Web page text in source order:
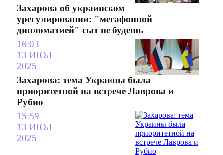
Захарова об украинском
урегулировании: "мегафонной
дипломатией" сыт не будешь
16:03
13 ИЮЛ
2025
Захарова: тема Украины была
приоритетной на встрече Лаврова и
Рубио
15:59
13 ИЮЛ
2025